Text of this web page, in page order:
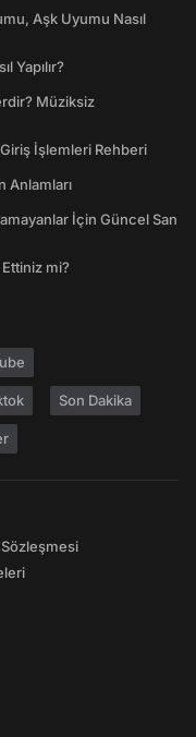
Aşk Uyumu Nasıl
Yapılır?
Müziksiz
Giriş İşlemleri Rehberi
Anlamları
İçin Güncel San
mi?
Son Dakika
Sözleşmesi